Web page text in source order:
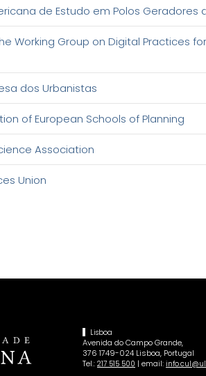
de Estudo em Polos Geradores
Working Group on Digital Practices
dos Urbanistas
of European Schools of Planning
Association
Union
Lisboa
Avenida do Campo Grande,
376 1749-024 Lisboa, Portugal
Tel.: 217 515 500 | email: